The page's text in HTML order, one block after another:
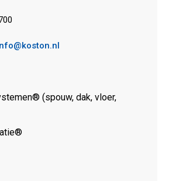
(spouw, dak, vloer,